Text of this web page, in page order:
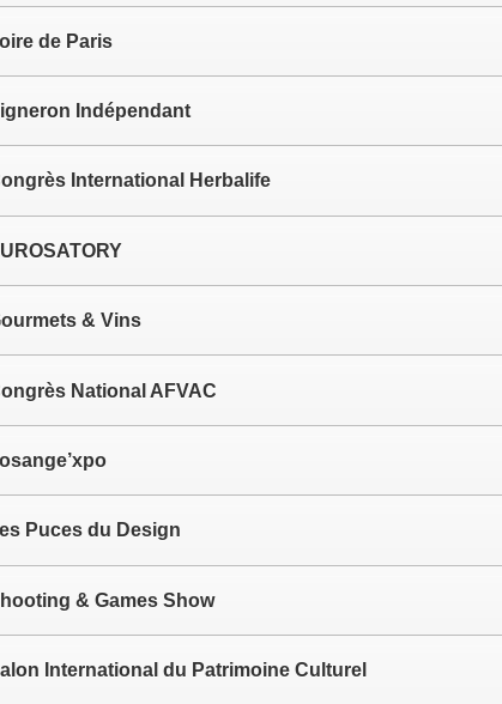
de Paris
Indépendant
International Herbalife
& Vins
National AFVAC
Puces du Design
& Games Show
International du Patrimoine Culturel